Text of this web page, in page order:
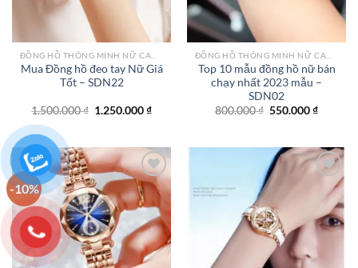
Mua Đồng hồ đeo tay Nữ Giá
Tốt – SDN22
1.500.000₫ Giá
1.250.000₫Giá
1.250.000 ₫.
Top 10 mẫu đồng hồ nữ bán
chạy nhất 2023 mẫu –
SDN02
800.000₫ Giá
550.000₫Giá
-10%
Add to
wishlist
Add to
wishlist